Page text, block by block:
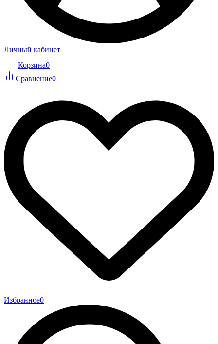
Личный кабинет
Корзина0
Сравнение0
Избранное0